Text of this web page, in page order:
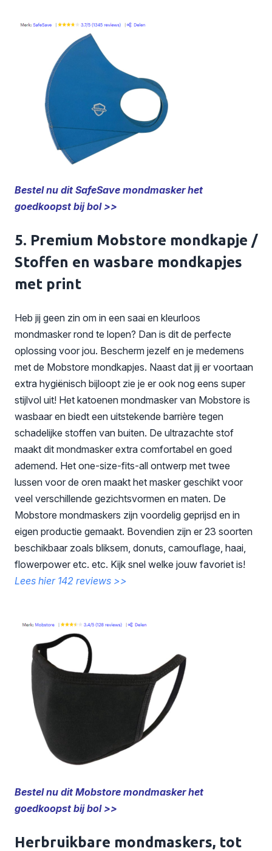
Bestel nu dit SafeSave mondmasker het
goedkoopst bij bol >>
5. Premium Mobstore mondkapje /
Stoffen en wasbare mondkapjes
met print
Heb jij geen zin om in een saai en kleurloos
mondmasker rond te lopen? Dan is dit de perfecte
oplossing voor jou. Bescherm jezelf en je medemens
met de Mobstore mondkapjes. Naast dat jij er voortaan
extra hygiënisch bijloopt zie je er ook nog eens super
stijlvol uit! Het katoenen mondmasker van Mobstore is
wasbaar en biedt een uitstekende barrière tegen
schadelijke stoffen van buiten. De ultrazachte stof
maakt dit mondmasker extra comfortabel en goed
ademend. Het one-size-fits-all ontwerp met twee
lussen voor de oren maakt het masker geschikt voor
veel verschillende gezichtsvormen en maten. De
Mobstore mondmaskers zijn voordelig geprijsd en in
eigen productie gemaakt. Bovendien zijn er 23 soorten
beschikbaar zoals bliksem, donuts, camouflage, haai,
flowerpower etc. etc. Kijk snel welke jouw favoriet is!
Lees hier 142 reviews >>
Bestel nu dit Mobstore mondmasker het
goedkoopst bij bol >>
Herbruikbare mondmaskers, tot